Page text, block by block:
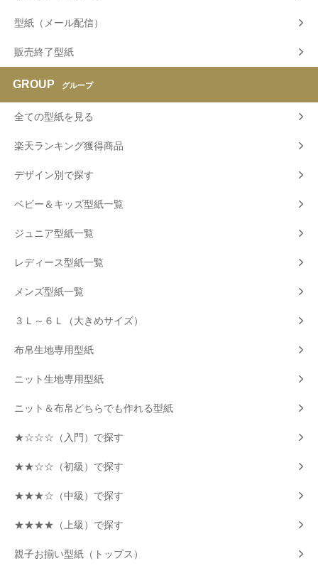
型紙（メール配信）
販売終了型紙
GROUP グループ
全ての型紙を見る
楽天ランキング獲得商品
デザイン別で探す
ベビー＆キッズ型紙一覧
ジュニア型紙一覧
レディース型紙一覧
メンズ型紙一覧
３Ｌ～６Ｌ（大きめサイズ）
布帛生地専用型紙
ニット生地専用型紙
ニット＆布帛どちらでも作れる型紙
★☆☆☆（入門）で探す
★★☆☆（初級）で探す
★★★☆（中級）で探す
★★★★（上級）で探す
親子お揃い型紙（トップス）